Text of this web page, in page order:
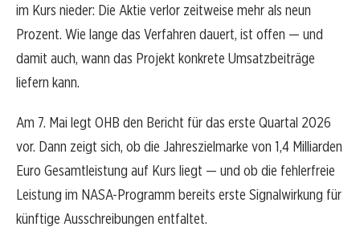
im Kurs nieder: Die Aktie verlor zeitweise mehr als neun
Prozent. Wie lange das Verfahren dauert, ist offen — und
damit auch, wann das Projekt konkrete Umsatzbeiträge
liefern kann.
Am 7. Mai legt OHB den Bericht für das erste Quartal 2026
vor. Dann zeigt sich, ob die Jahreszielmarke von 1,4 Milliarden
Euro Gesamtleistung auf Kurs liegt — und ob die fehlerfreie
Leistung im NASA-Programm bereits erste Signalwirkung für
künftige Ausschreibungen entfaltet.